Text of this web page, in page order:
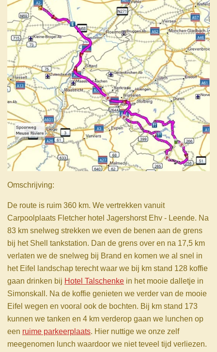
Omschrijving:
De route is ruim 360 km. We vertrekken vanuit
Carpoolplaats Fletcher hotel Jagershorst Ehv - Leende. Na
83 km snelweg strekken we even de benen aan de grens
bij het Shell tankstation. Dan de grens over en na 17,5 km
verlaten we de snelweg bij Brand en komen we al snel in
het Eifel landschap terecht waar we bij km stand 128 koffie
gaan drinken bij Hotel Talschenke in het mooie dalletje in
Simonskall. Na de koffie genieten we verder van de mooie
Eifel wegen en vooral ook de bochten. Bij km stand 173
kunnen we tanken en 4 km verderop gaan we lunchen op
een ruime parkeerplaats. Hier nuttige we onze zelf
meegenomen lunch waardoor we niet teveel tijd verliezen.